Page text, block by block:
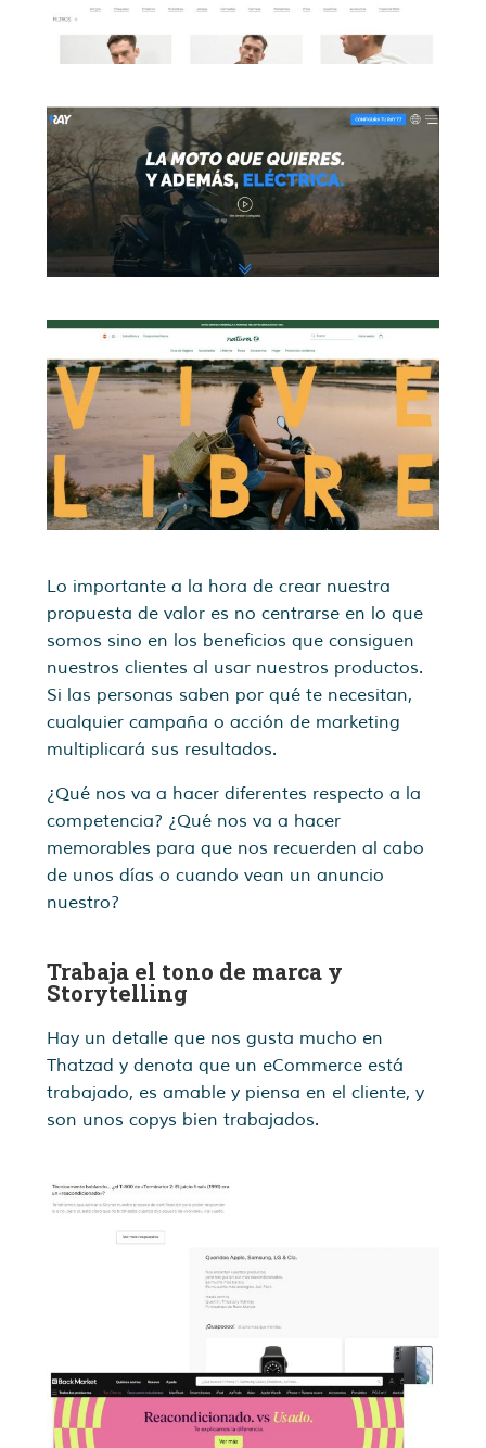
Lo importante a la hora de crear nuestra
propuesta de valor es no centrarse en lo que
somos sino en los beneficios que consiguen
nuestros clientes al usar nuestros productos.
Si las personas saben por qué te necesitan,
cualquier campaña o acción de marketing
multiplicará sus resultados.
¿Qué nos va a hacer diferentes respecto a la
competencia? ¿Qué nos va a hacer
memorables para que nos recuerden al cabo
de unos días o cuando vean un anuncio
nuestro?
Trabaja el tono de marca y
Storytelling
Hay un detalle que nos gusta mucho en
Thatzad y denota que un eCommerce está
trabajado, es amable y piensa en el cliente, y
son unos copys bien trabajados.